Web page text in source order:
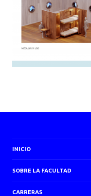
INICIO
SOBRE LA FACULTAD
CARRERAS